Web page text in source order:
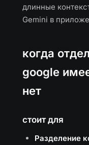
длинные
Gemini в
когда
google
нет
стоит для
Разделение